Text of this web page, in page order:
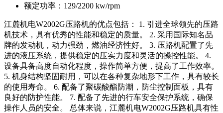
额定功率： 129/2200 kw/rpm
江麓机电W2002G压路机的优点包括： 1. 引进全球领先的压路
机技术，具有优秀的性能和稳定的质量。 2. 采用国际知名品
牌的发动机，动力强劲，燃油经济性好。 3. 压路机配置了先
进的液压系统，提供稳定的压实力度和灵活的操控性能。 4.
设备具备高度自动化程度，操作简单方便，提高了工作效率。
5. 机身结构坚固耐用，可以在各种复杂地形下工作，具有较长
的使用寿命。 6. 配备了聚碳酸酯防潮，防尘控制面板，具有
良好的防护性能。 7. 配备了先进的行车安全保护系统，确保
操作人员的安全。 总体来说，江麓机电W2002G压路机具有性